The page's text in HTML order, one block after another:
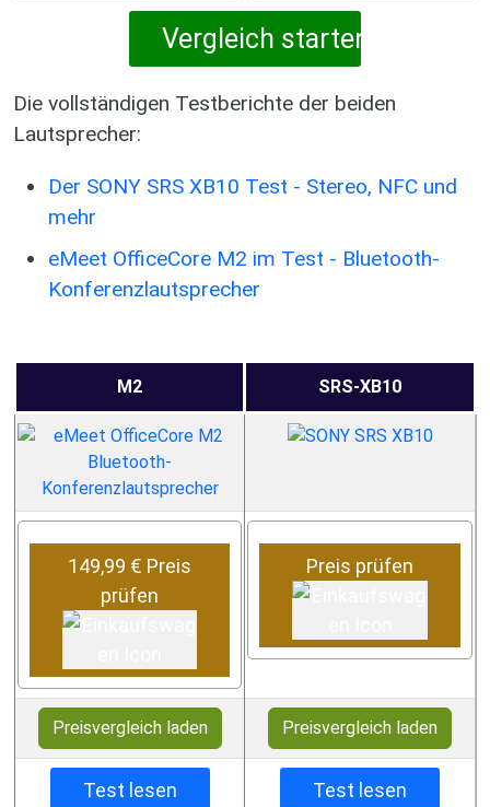
Die vollständigen Testberichte der beiden
Lautsprecher:
Der SONY SRS XB10 Test - Stereo, NFC und
mehr
eMeet OfficeCore M2 im Test - Bluetooth-
Konferenzlautsprecher
M2 SRS-XB10
149,99 € Preis
prüfen
Preis prüfen
Preisvergleich laden Preisvergleich laden
Test lesen Test lesen